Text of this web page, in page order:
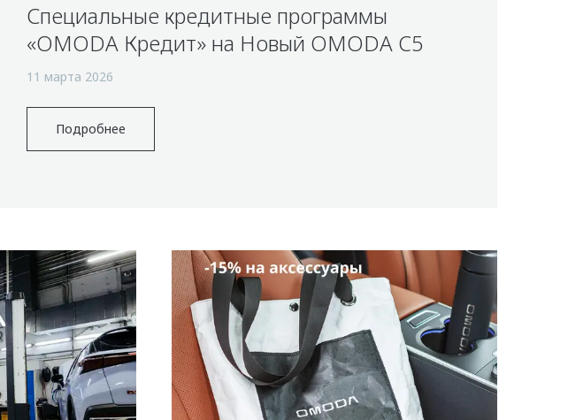
Специальные кредитные программы
«OMODA Кредит» на Новый OMODA C5
11 марта 2026
Подробнее